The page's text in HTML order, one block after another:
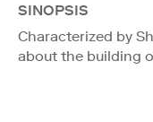
SINOPSIS
Characterized by
about the building